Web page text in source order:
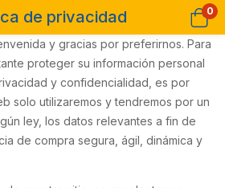
de privacidad 0
y gracias por preferirnos. Para
proteger su información personal
y confidencialidad, es por
solo utilizaremos y tendremos por un
ley, los datos relevantes a fin de
de compra segura, ágil, dinámica y